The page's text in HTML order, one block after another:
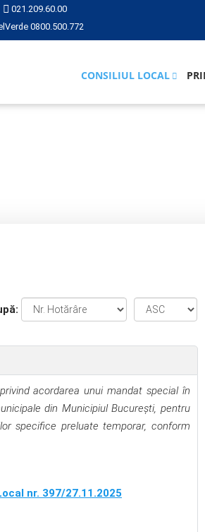
021.209.60.00
0800.500.772
CONSILIUL LOCAL
acordarea unui mandat special în
din Municipiul București, pentru
specifice preluate temporar, conform
nr. 397/27.11.2025